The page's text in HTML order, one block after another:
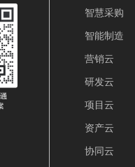
智慧采购
智能制造
营销云
研发云
项目云
资产云
协同云